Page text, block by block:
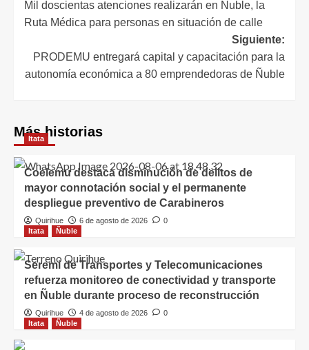
Mil doscientas atenciones realizarán en Ñuble, la
Ruta Médica para personas en situación de calle
Siguiente:
PRODEMU entregará capital y capacitación para la
autonomía económica a 80 emprendedoras de Ñuble
Más historias
Itata
Coelemu destaca disminución de delitos de
mayor connotación social y el permanente
despliegue preventivo de Carabineros
Quirihue 6 de agosto de 2026
0
Itata
Ñuble
Seremi de Transportes y Telecomunicaciones
refuerza monitoreo de conectividad y transporte
en Ñuble durante proceso de reconstrucción
Quirihue 4 de agosto de 2026
0
Itata
Ñuble